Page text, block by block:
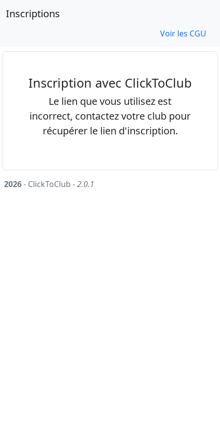
Inscriptions
Voir les CGU
Inscription avec ClickToClub
Le lien que vous utilisez est
incorrect, contactez votre club pour
récupérer le lien d'inscription.
2026- ClickToClub -2.0.1